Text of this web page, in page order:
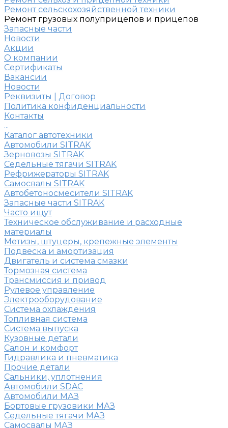
Ремонт сельскохозяйственной техники
Ремонт грузовых полуприцепов и прицепов
Запасные части
Новости
Акции
О компании
Сертификаты
Вакансии
Новости
Реквизиты | Договор
Политика конфиденциальности
Контакты
...
Каталог автотехники
Автомобили SITRAK
Зерновозы SITRAK
Седельные тягачи SITRAK
Рефрижераторы SITRAK
Самосвалы SITRAK
Автобетоносмесители SITRAK
Запасные части SITRAK
Часто ищут
Техническое обслуживание и расходные
материалы
Метизы, штуцеры, крепежные элементы
Подвеска и амортизация
Двигатель и система смазки
Тормозная система
Трансмиссия и привод
Рулевое управление
Электрооборудование
Система охлаждения
Топливная система
Система выпуска
Кузовные детали
Салон и комфорт
Гидравлика и пневматика
Прочие детали
Сальники, уплотнения
Автомобили SDAC
Автомобили МАЗ
Бортовые грузовики МАЗ
Седельные тягачи МАЗ
Самосвалы МАЗ